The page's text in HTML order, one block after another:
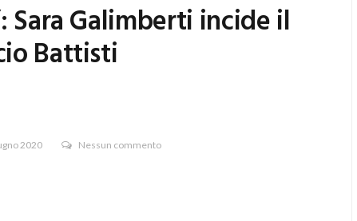
Sara Galimberti incide il
Battisti
2020 Nessun commento